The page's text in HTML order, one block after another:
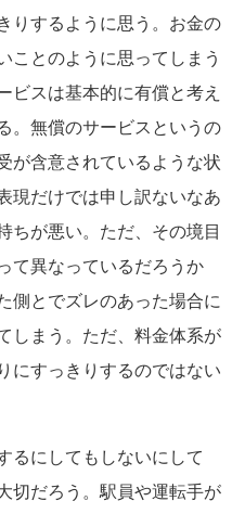
りするように思う。お金の
ことのように思ってしまう
ビスは基本的に有償と考え
。無償のサービスというの
が含意されているような状
現だけでは申し訳ないなあ
ちが悪い。ただ、その境目
て異なっているだろうか
側とでズレのあった場合に
しまう。ただ、料金体系が
にすっきりするのではない
るにしてもしないにして
切だろう。駅員や運転手が